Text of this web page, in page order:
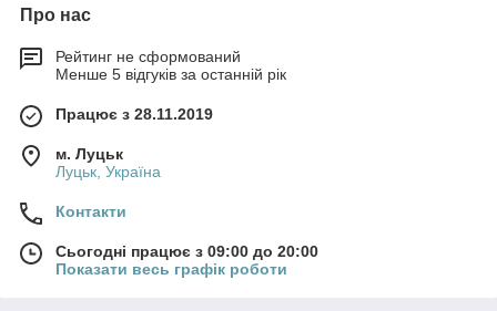
Про нас
Рейтинг не сформований
Менше 5 відгуків за останній рік
Працює з 28.11.2019
м. Луцьк
Луцьк, Україна
Контакти
Сьогодні працює з 09:00 до 20:00
Показати весь графік роботи